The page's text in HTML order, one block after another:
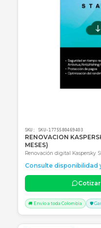
SKU: SKU-1775580005174
RENOVACION
Renovación digital
protección completa
Consulte